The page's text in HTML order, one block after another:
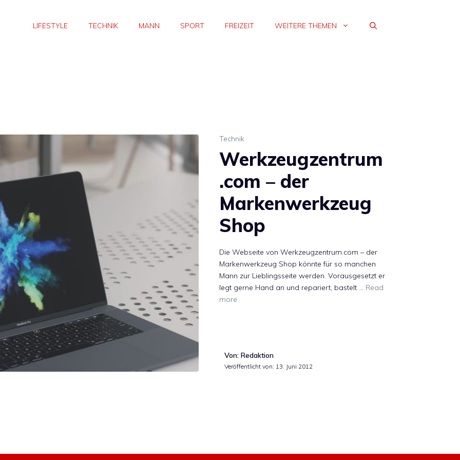
LIFESTYLE TECHNIK MANN SPORT FREIZEIT WEITERE THEMEN
Technik
Werkzeugzentrum
.com – der
Markenwerkzeug
Shop
Die Webseite von Werkzeugzentrum.com – der
Markenwerkzeug Shop könnte für so manchen
Mann zur Lieblingsseite werden. Vorausgesetzt er
legt gerne Hand an und repariert, bastelt … Read
more
Von: Redaktion
Veröffentlicht von: 13. Juni 2012